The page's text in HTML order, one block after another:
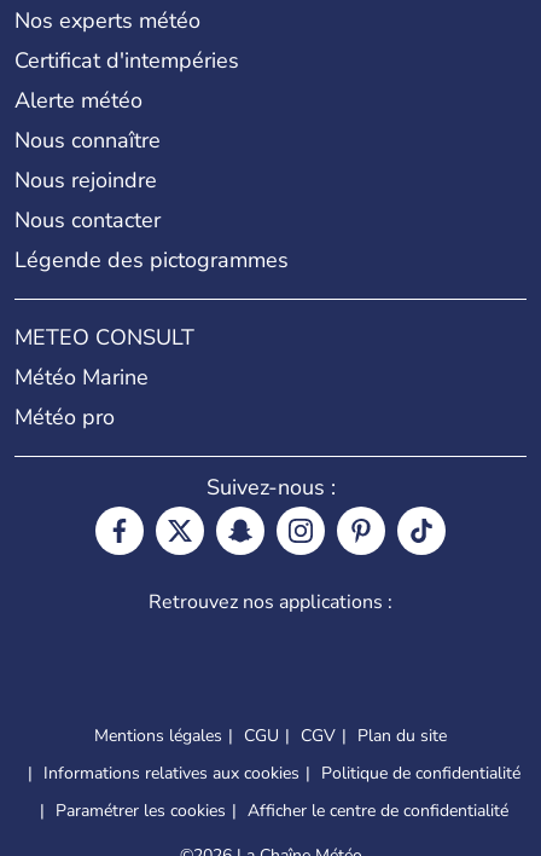
Nos experts météo
Certificat d'intempéries
Alerte météo
Nous connaître
Nous rejoindre
Nous contacter
Légende des pictogrammes
METEO CONSULT
Météo Marine
Météo pro
Suivez-nous :
Retrouvez nos applications :
Mentions légales CGU CGV
Plan du site
Informations relatives aux cookies
Politique de confidentialité
Paramétrer les cookies
Afficher le centre de confidentialité